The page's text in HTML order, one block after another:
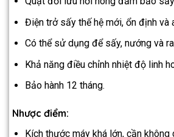
Điện trở sấy thế hệ mới, ổn định và
Có thể sử dụng để sấy, nướng và
Khả năng điều chỉnh nhiệt độ linh
Bảo hành 12 tháng.
Nhược điểm:
Kích thước máy khá lớn, cần